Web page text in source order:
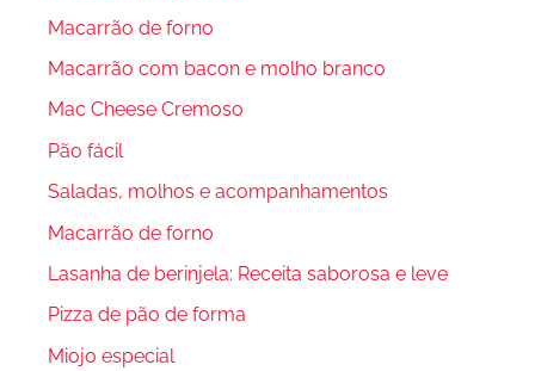
Macarrão de forno
Macarrão com bacon e molho branco
Mac Cheese Cremoso
Pão fácil
Saladas, molhos e acompanhamentos
Macarrão de forno
Lasanha de berinjela: Receita saborosa e leve
Pizza de pão de forma
Miojo especial